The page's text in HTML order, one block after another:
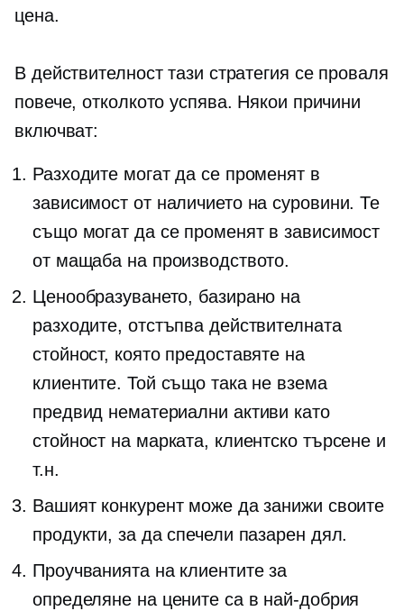
цена.
В действителност тази стратегия се проваля
повече, отколкото успява. Някои причини
включват:
Разходите могат да се променят в
зависимост от наличието на суровини. Те
също могат да се променят в зависимост
от мащаба на производството.
Ценообразуването, базирано на
разходите, отстъпва действителната
стойност, която предоставяте на
клиентите. Той също така не взема
предвид нематериални активи като
стойност на марката, клиентско търсене и
т.н.
Вашият конкурент може да занижи своите
продукти, за да спечели пазарен дял.
Проучванията на клиентите за
определяне на цените са в най-добрия